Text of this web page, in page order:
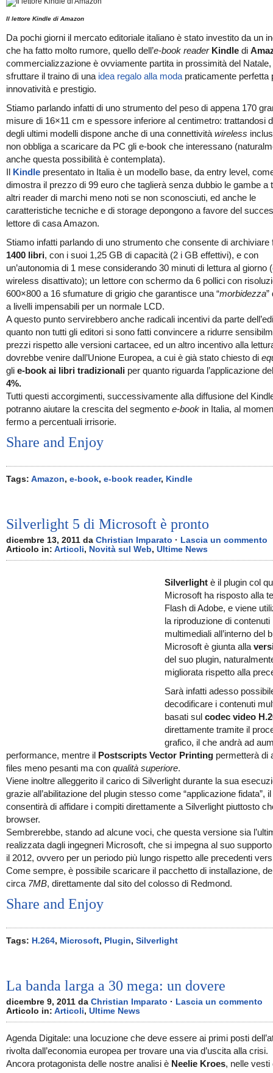
Il lettore Kindle di Amazon
Da pochi giorni il mercato editoriale italiano è stato investito da un
che ha fatto molto rumore, quello dell’e-book reader Kindle di
commercializzazione è ovviamente partita in prossimità del Natale,
sfruttare il traino di una idea regalo alla moda praticamente perfetta
innovatività e prestigio.
Stiamo parlando infatti di uno strumento del peso di appena 170
misure di 16×11 cm e spessore inferiore al centimetro: trattandosi
degli ultimi modelli dispone anche di una connettività wireless
non obbliga a scaricare da PC gli e-book che interessano
anche questa possibilità è contemplata).
Il Kindle presentato in Italia è un modello base, da entry level,
dimostra il prezzo di 99 euro che taglierà senza dubbio le gambe a
altri reader di marchi meno noti se non sconosciuti, ed anche le
caratteristiche tecniche e di storage depongono a favore del
lettore di casa Amazon.
Stiamo infatti parlando di uno strumento che consente di archiviare
1400 libri, con i suoi 1,25 GB di capacità (2 i GB effettivi), e con
un’autonomia di 1 mese considerando 30 minuti di lettura al giorno
wireless disattivato); un lettore con schermo da 6 pollici con
600×800 a 16 sfumature di grigio che garantisce una “morbidezza”
a livelli impensabili per un normale LCD.
A questo punto servirebbero anche radicali incentivi da parte
quanto non tutti gli editori si sono fatti convincere a ridurre
prezzi rispetto alle versioni cartacee, ed un altro incentivo alla
dovrebbe venire dall’Unione Europea, a cui è già stato chiesto di
gli e-book ai libri tradizionali per quanto riguarda l’applicazione
4%.
Tutti questi accorgimenti, successivamente alla diffusione del
potranno aiutare la crescita del segmento e-book in Italia, al
fermo a percentuali irrisorie.
Share and Enjoy
Tags: Amazon, e-book, e-book reader, Kindle
Silverlight 5 di Microsoft è pronto
dicembre 13, 2011 da Christian Imparato · Lascia un commento
Articolo in: Articoli, Novità sul Web, Ultime News
Silverlight è il plugin col
Microsoft ha risposto alla
Flash di Adobe, e viene
la riproduzione di contenuti
multimediali all’interno del
Microsoft è giunta alla
del suo plugin,
migliorata rispetto alla
Sarà infatti adesso
decodificare i contenuti
basati sul codec video
direttamente tramite il
grafico, il che andrà ad
performance, mentre il Postscripts Vector Printing permetterà di
files meno pesanti ma con qualità superiore.
Viene inoltre alleggerito il carico di Silverlight durante la sua
grazie all’abilitazione del plugin stesso come “applicazione fidata”,
consentirà di affidare i compiti direttamente a Silverlight piuttosto
browser.
Sembrerebbe, stando ad alcune voci, che questa versione sia
realizzata dagli ingegneri Microsoft, che si impegna al suo
il 2012, ovvero per un periodo più lungo rispetto alle precedenti
Come sempre, è possibile scaricare il pacchetto di installazione,
circa 7MB, direttamente dal sito del colosso di Redmond.
Share and Enjoy
Tags: H.264, Microsoft, Plugin, Silverlight
La banda larga a 30 mega: un dovere
dicembre 9, 2011 da Christian Imparato · Lascia un commento
Articolo in: Articoli, Ultime News
Agenda Digitale: una locuzione che deve essere ai primi posti
rivolta dall’economia europea per trovare una via d’uscita alla crisi.
Ancora protagonista delle nostre analisi è Neelie Kroes, nelle vesti